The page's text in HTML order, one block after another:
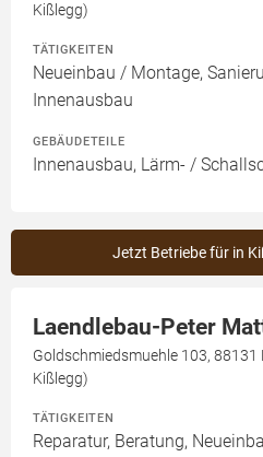
Kißlegg)
TÄTIGKEITEN
Neueinbau / Montage,
Innenausbau
GEBÄUDETEILE
Innenausbau, Lärm- /
Jetzt Betriebe für in
Laendlebau-Peter
Goldschmiedsmuehle 103, 88131
Kißlegg)
TÄTIGKEITEN
Reparatur, Beratung,